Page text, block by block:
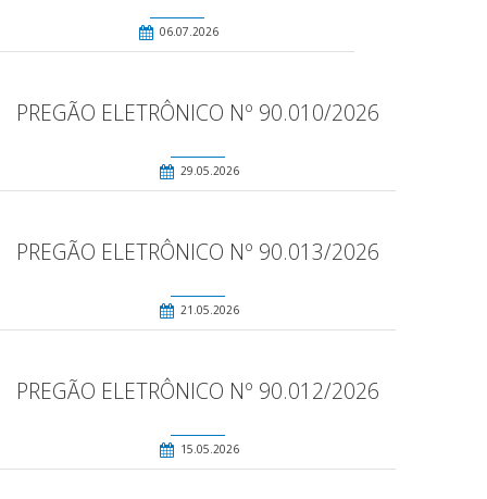
06.07.2026
PREGÃO ELETRÔNICO Nº 90.010/2026
29.05.2026
PREGÃO ELETRÔNICO Nº 90.013/2026
21.05.2026
PREGÃO ELETRÔNICO Nº 90.012/2026
15.05.2026